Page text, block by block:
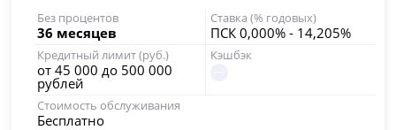
Без процентов
36 месяцев
Ставка (% годовых)
ПСК 0,000% - 14,205%
Кредитный лимит (руб.)
от 45 000 до 500 000
рублей
Кэшбэк
Стоимость обслуживания
Бесплатно